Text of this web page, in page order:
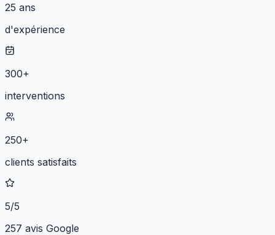
25 ans
d'expérience
300+
interventions
250+
clients satisfaits
5/5
257 avis Google